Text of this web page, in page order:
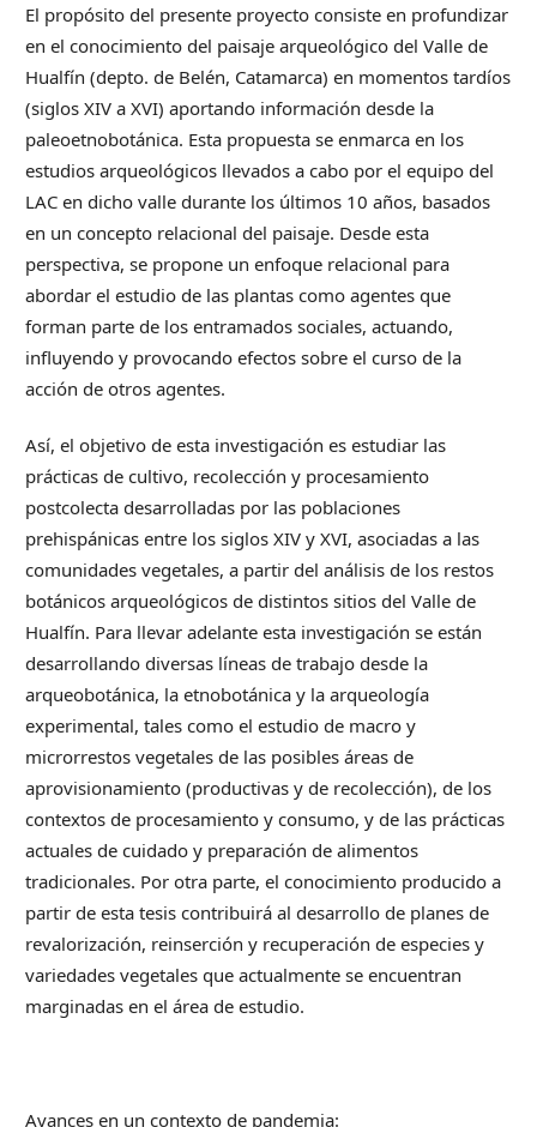
El propósito del presente proyecto consiste en profundizar
en el conocimiento del paisaje arqueológico del Valle de
Hualfín (depto. de Belén, Catamarca) en momentos tardíos
(siglos XIV a XVI) aportando información desde la
paleoetnobotánica. Esta propuesta se enmarca en los
estudios arqueológicos llevados a cabo por el equipo del
LAC en dicho valle durante los últimos 10 años, basados
en un concepto relacional del paisaje. Desde esta
perspectiva, se propone un enfoque relacional para
abordar el estudio de las plantas como agentes que
forman parte de los entramados sociales, actuando,
influyendo y provocando efectos sobre el curso de la
acción de otros agentes.
Así, el objetivo de esta investigación es estudiar las
prácticas de cultivo, recolección y procesamiento
postcolecta desarrolladas por las poblaciones
prehispánicas entre los siglos XIV y XVI, asociadas a las
comunidades vegetales, a partir del análisis de los restos
botánicos arqueológicos de distintos sitios del Valle de
Hualfín. Para llevar adelante esta investigación se están
desarrollando diversas líneas de trabajo desde la
arqueobotánica, la etnobotánica y la arqueología
experimental, tales como el estudio de macro y
microrrestos vegetales de las posibles áreas de
aprovisionamiento (productivas y de recolección), de los
contextos de procesamiento y consumo, y de las prácticas
actuales de cuidado y preparación de alimentos
tradicionales. Por otra parte, el conocimiento producido a
partir de esta tesis contribuirá al desarrollo de planes de
revalorización, reinserción y recuperación de especies y
variedades vegetales que actualmente se encuentran
marginadas en el área de estudio.
Avances en un contexto de pandemia: